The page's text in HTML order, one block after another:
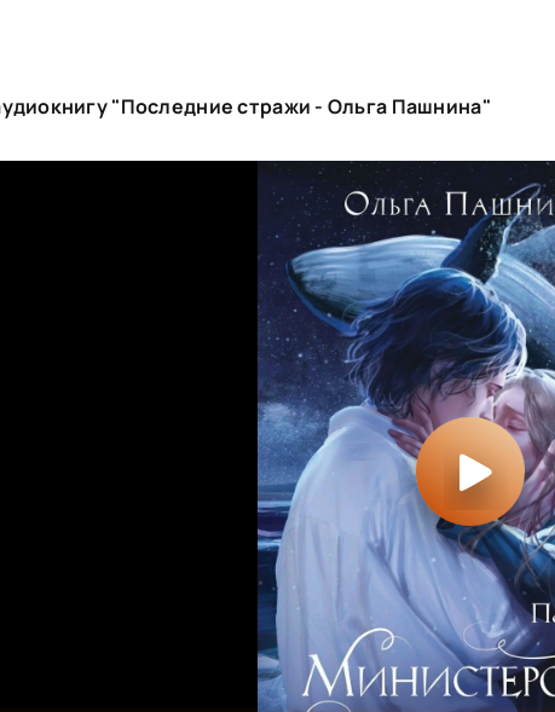
"Последние стражи - Ольга Пашнина"